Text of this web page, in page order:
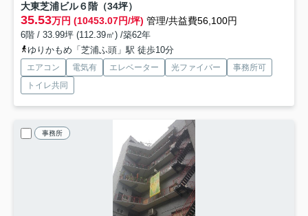
大東芝浦ビル６階（34坪）
35.53万円 (10453.07円/坪) 管理/共益費56,100円
6階 / 33.99坪 (112.39㎡) /築62年
ゆりかもめ「芝浦ふ頭」駅 徒歩10分
エアコン 電気有 エレベーター 光ファイバー
事務所可
トイレ共同
事務所